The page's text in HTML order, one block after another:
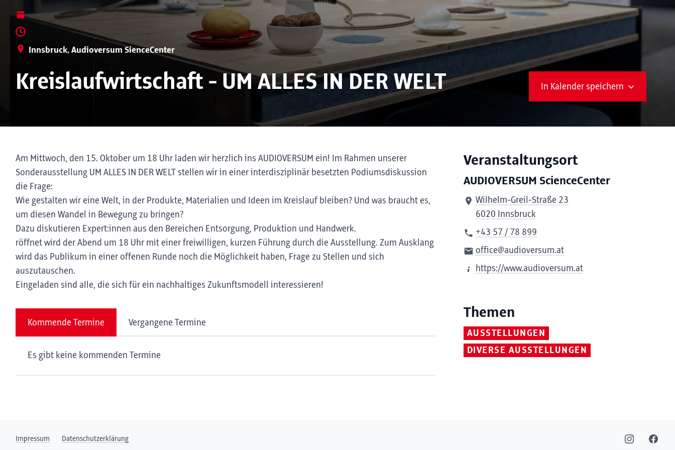
Innsbruck, Audioversum SienceCenter
Kreislaufwirtschaft - UM ALLES IN DER WELT In Kalender speichern
Am Mittwoch, den 15. Oktober um 18 Uhr laden wir herzlich ins AUDIOVERSUM ein! Im Rahmen unserer
Sonderausstellung UM ALLES IN DER WELT stellen wir in einer interdisziplinär besetzten Podiumsdiskussion
die Frage:
Wie gestalten wir eine Welt, in der Produkte, Materialien und Ideen im Kreislauf bleiben? Und was braucht es,
um diesen Wandel in Bewegung zu bringen?
Dazu diskutieren Expert:innen aus den Bereichen Entsorgung, Produktion und Handwerk.
röffnet wird der Abend um 18 Uhr mit einer freiwilligen, kurzen Führung durch die Ausstellung. Zum Ausklang
wird das Publikum in einer offenen Runde noch die Möglichkeit haben, Frage zu Stellen und sich
auszutauschen.
Eingeladen sind alle, die sich für ein nachhaltiges Zukunftsmodell interessieren!
Kommende Termine Vergangene Termine
Es gibt keine kommenden Termine
Veranstaltungsort
AUDIOVERSUM ScienceCenter
Wilhelm-Greil-Straße 23
6020 Innsbruck
+43 57 / 78 899
office@audioversum.at
https://www.audioversum.at
Themen
AUSSTELLUNGEN
DIVERSE AUSSTELLUNGEN
Impressum Datenschutzerklärung